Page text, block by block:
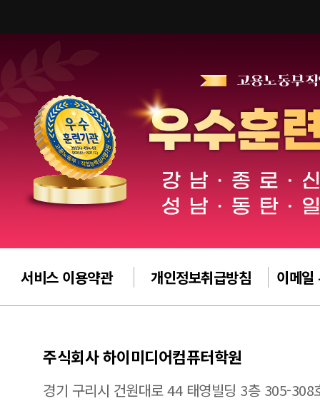
서비스 이용약관 개인정보취급방침 이메일
주식회사 하이미디어컴퓨터학원
경기 구리시 건원대로 44 태영빌딩 3층 305-308